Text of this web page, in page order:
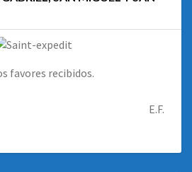
favores recibidos.
E.F.